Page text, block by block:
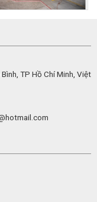
TP Hồ Chí Minh, Việt